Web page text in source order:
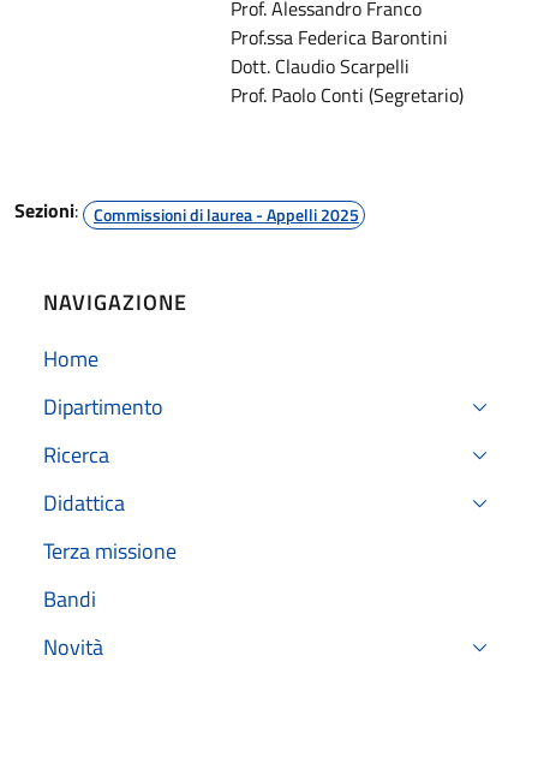
Prof. Alessandro Franco
Prof.ssa Federica Barontini
Dott. Claudio Scarpelli
Prof. Paolo Conti (Segretario)
Sezioni: Commissioni di laurea - Appelli 2025
NAVIGAZIONE
Home
Dipartimento
Ricerca
Didattica
Terza missione
Bandi
Novità